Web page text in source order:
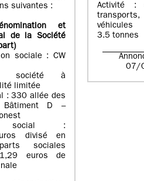
suivantes :
et
de la Société
)
sociale : CW
société à
limitée
: 330 allée des
D –
social :
divisé en
sociales
1,29 euros de
Activité :
3.5 tonnes
07/